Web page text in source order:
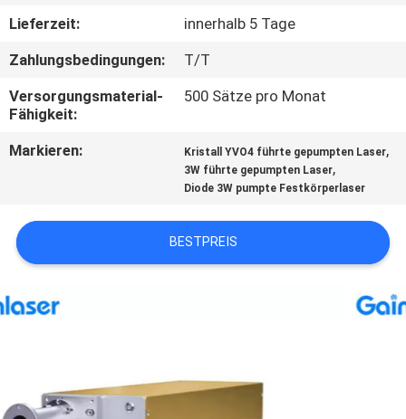
TRETEN
SIE
UNS
IN
FORDERN
SIE
EIN
ZITAT
SITEMAP
Lieferzeit:
innerhalb 5 Tage
Zahlungsbedingungen:
T/T
Versorgungsmaterial-
Fähigkeit:
500 Sätze pro Monat
Markieren: Kristall YVO4 führte gepumpten Laser,
3W führte gepumpten Laser,
Diode 3W pumpte Festkörperlaser
BESTPREIS